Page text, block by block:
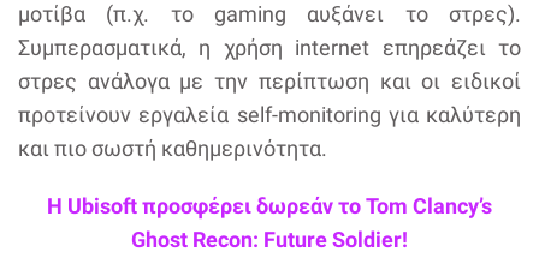
μοτίβα (π.χ. το gaming αυξάνει το στρες).
Συμπερασματικά, η χρήση internet επηρεάζει το
στρες ανάλογα με την περίπτωση και οι ειδικοί
προτείνουν εργαλεία self-monitoring για καλύτερη
και πιο σωστή καθημερινότητα.
Η Ubisoft προσφέρει δωρεάν το Tom Clancy’s
Ghost Recon: Future Soldier!